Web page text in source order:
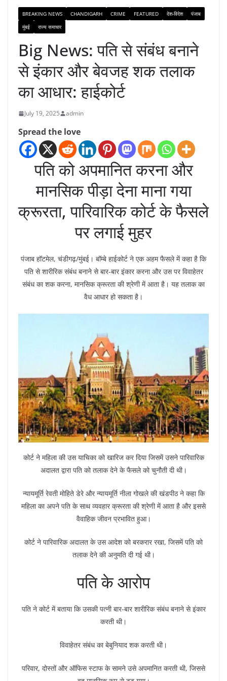
BREAKING NEWS CHANDIGARH CRIME FEATURED देश-विदेश
पंजाब
मुंबई
राज्य समाचार
Big News: पति से संबंध बनाने
से इंकार और बेवजह शक तलाक
का आधार: हाईकोर्ट
July 19, 2025 admin
Spread the love
पति को अपमानित करना और
मानसिक पीड़ा देना माना गया
क्रूरता, पारिवारिक कोर्ट के फैसले
पर लगाई मुहर
पंजाब हॉटमेल, चंडीगढ़/मुंबई। बॉम्बे हाईकोर्ट ने एक अहम फैसले में कहा है कि
पति से शारीरिक संबंध बनाने से बार-बार इंकार करना और उस पर विवाहेतर
संबंध का शक करना, मानसिक क्रूरता की श्रेणी में आता है। यह तलाक का
वैध आधार हो सकता है।
कोर्ट ने महिला की उस याचिका को खारिज कर दिया जिसमें उसने पारिवारिक
अदालत द्वारा पति को तलाक देने के फैसले को चुनौती दी थी।
न्यायमूर्ति रेवती मोहिते डेरे और न्यायमूर्ति नीला गोखले की खंडपीठ ने कहा कि
महिला का अपने पति के साथ व्यवहार क्रूरता की श्रेणी में आता है और इससे
वैवाहिक जीवन प्रभावित हुआ।
कोर्ट ने पारिवारिक अदालत के उस आदेश को बरकरार रखा, जिसमें पति को
तलाक देने की अनुमति दी गई थी।
पति के आरोप
पति ने कोर्ट में बताया कि उसकी पत्नी बार-बार शारीरिक संबंध बनाने से इंकार
करती थी।
विवाहेतर संबंध का बेबुनियाद शक करती थी।
परिवार, दोस्तों और ऑफिस स्टाफ के सामने उसे अपमानित करती थी, जिससे